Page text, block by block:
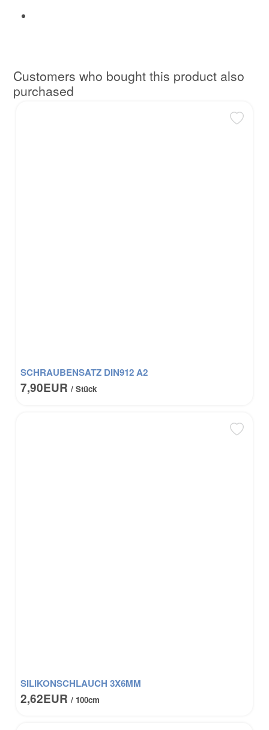
Customers who bought this product also
purchased
SCHRAUBENSATZ DIN912 A2
7,90EUR/ Stück
SILIKONSCHLAUCH 3X6MM
2,62EUR/ 100cm